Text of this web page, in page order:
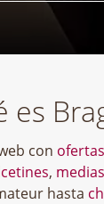
es
con
, medias
hasta